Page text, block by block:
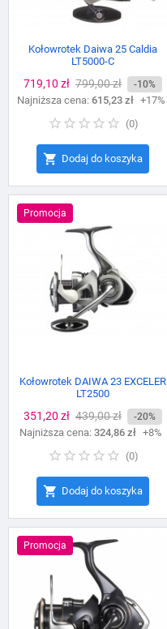
Kołowrotek Daiwa 25 Caldia
LT5000-C
Cena
719,10 zł Cena
podstawowa
799,00 zł -10%
Najniższa cena: 615,23 zł +17%
(0)
 Dodaj do koszyka
Promocja
Kołowrotek DAIWA 23 EXCELER
LT2500
Cena
351,20 zł Cena
podstawowa
439,00 zł -20%
Najniższa cena: 324,86 zł +8%
(0)
 Dodaj do koszyka
Promocja